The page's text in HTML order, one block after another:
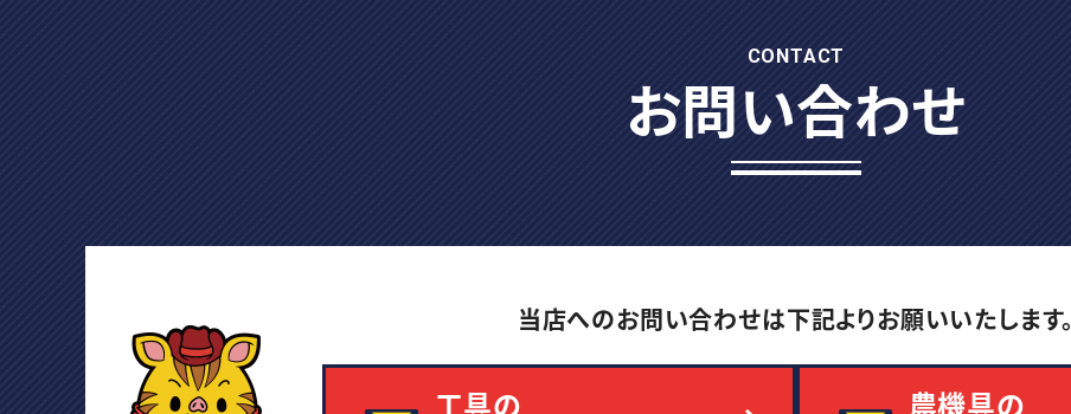
CONTACT
お問い合わせ
当店へのお問い合わせは下記よりお願いいたします。
工具の
農機具の